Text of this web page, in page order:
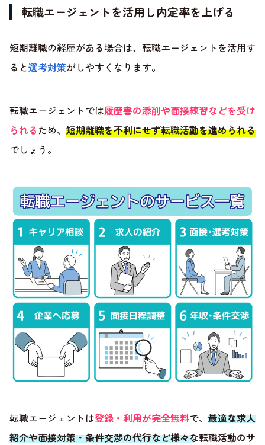
転職エージェントを活用し内定率を上げる
短期離職の経歴がある場合は、転職エージェントを活用す
ると選考対策がしやすくなります。
転職エージェントでは履歴書の添削や面接練習などを受け
られる ため、 短期離職を不利にせず転職活動を進められる
でしょう。
転職エージェントは登録・利用が完全無料で、 最適な求人
紹介や面接対策・条件交渉の代行など様々な転職活動のサ